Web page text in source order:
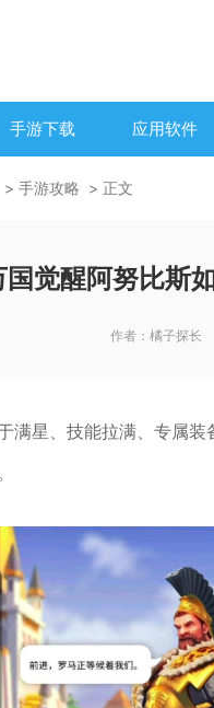
手游下载 应用软件
手游攻略 正文
国觉醒阿努比斯
作者： 橘子探长
满星、技能拉满、专属